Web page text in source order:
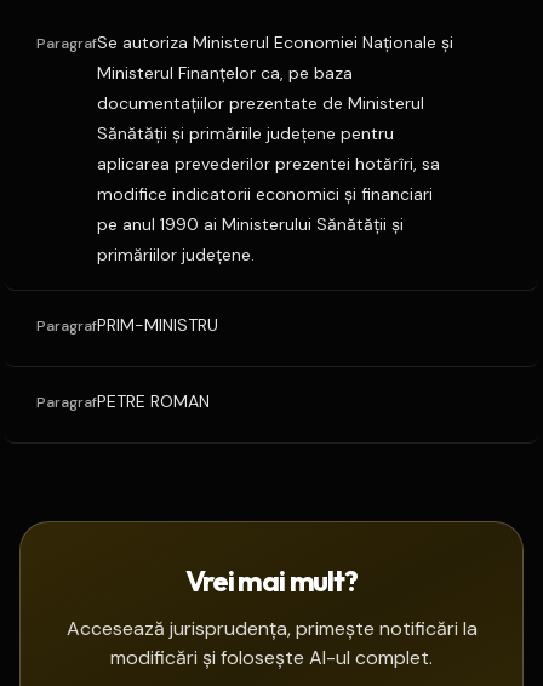
ParagrafSe autoriza Ministerul Economiei Naţionale şi
Ministerul Finanţelor ca, pe baza
documentaţiilor prezentate de Ministerul
Sănătăţii şi primăriile judeţene pentru
aplicarea prevederilor prezentei hotărîri, sa
modifice indicatorii economici şi financiari
pe anul 1990 ai Ministerului Sănătăţii şi
primăriilor judeţene.
ParagrafPRIM-MINISTRU
ParagrafPETRE ROMAN
Vrei mai mult?
Accesează jurisprudența, primește notificări la
modificări și folosește AI-ul complet.